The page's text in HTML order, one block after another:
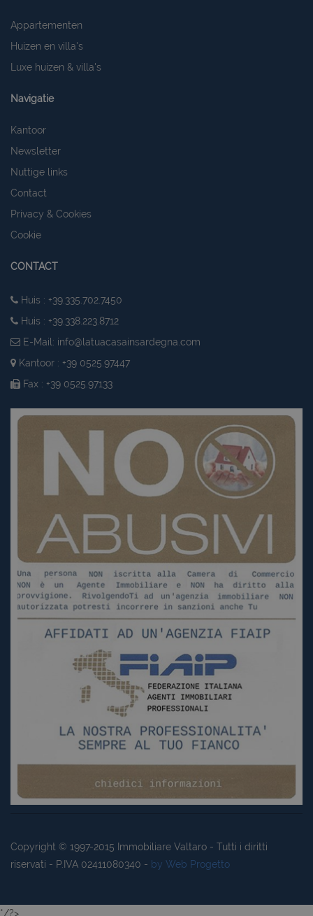
Appartementen
Huizen en villa's
Luxe huizen & villa's
Navigatie
Kantoor
Newsletter
Nuttige links
Contact
Privacy & Cookies
Cookie
CONTACT
Huis : +39.335.702.7450
Huis : +39.338.223.8712
E-Mail: info@latuacasainsardegna.com
Kantoor : +39 0525.97447
Fax : +39 0525.97133
Copyright © 1997-2015 Immobiliare Valtaro - Tutti i diritti
riservati - P.IVA 02411080340 - by Web Progetto
*/?>